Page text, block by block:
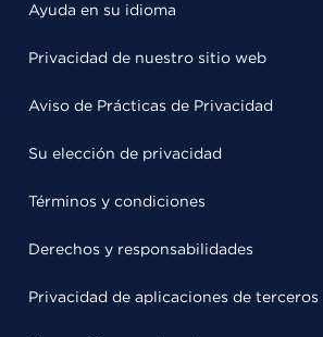
Ayuda en su idioma
Privacidad de nuestro sitio web
Aviso de Prácticas de Privacidad
Su elección de privacidad
Términos y condiciones
Derechos y responsabilidades
Privacidad de aplicaciones de terceros